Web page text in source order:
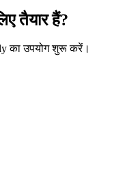
तैयार हैं?
का उपयोग शुरू करें।